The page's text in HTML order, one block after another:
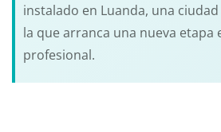
instalado en Luanda, una
la que arranca una nueva etapa
profesional.